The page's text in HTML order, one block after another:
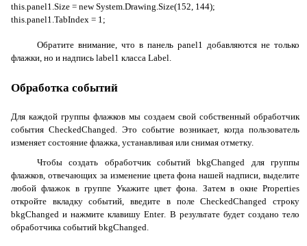
this.panel1.Size = new System.Drawing.Size(152, 144);
this.panel1.TabIndex = 1;
Обратите внимание, что в панель panel1 добавляются не только
флажки, но и надпись label1 класса Label.
Обработка событий
Для каждой группы флажков мы создаем свой собственный обработчик
события CheckedChanged. Это событие возникает, когда пользователь
изменяет состояние флажка, устанавливая или снимая отметку.
Чтобы создать обработчик событийbkgChanged для группы
флажков, отвечающих за изменение цвета фона нашей надписи, выделите
любой флажок в группе Укажите цвет фона. Затем в окнеProperties
откройте вкладку событий, введите в полеCheckedChanged строку
bkgChanged и нажмите клавишуEnter. В результате будет создано тело
обработчика событий bkgChanged.